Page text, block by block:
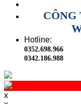
CÔNG
Hotline:
0352.698.966
0342.186.988
x